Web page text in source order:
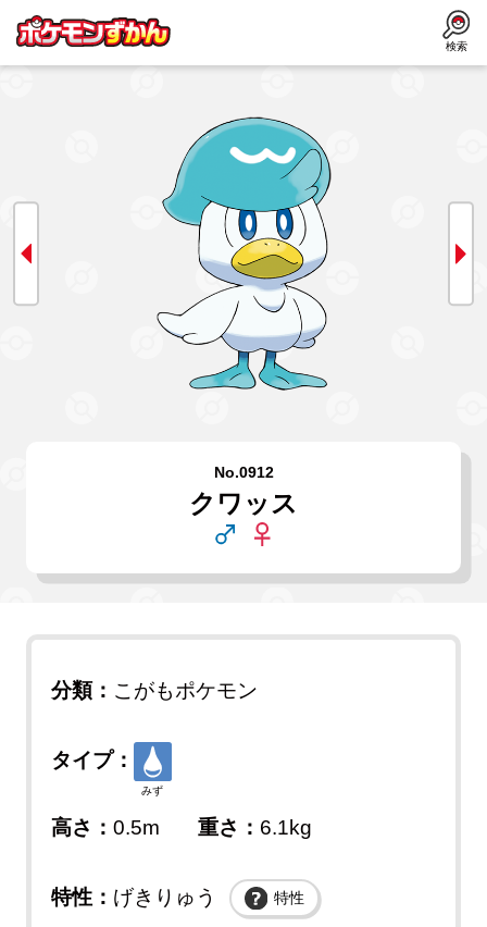
検索
No.0912
クワッス
分類： こがもポケモン
タイプ：
みず
高さ： 0.5m 重さ： 6.1kg
特性： げきりゅう 特性